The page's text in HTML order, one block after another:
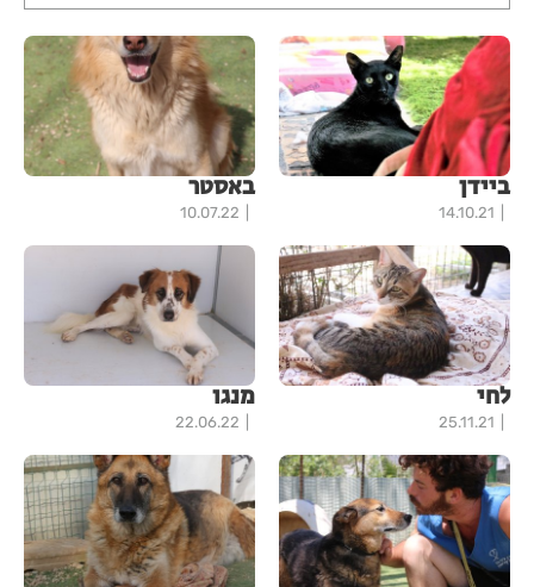
ביידן
14.10.21
באסטר
10.07.22
לחי
25.11.21
מנגו
22.06.22